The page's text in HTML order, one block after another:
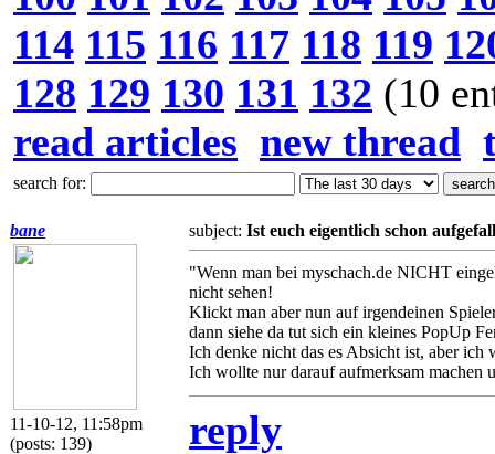
114 115 116 117 118 119
128 129 130 131 132 (10
read articles new thread
search for:
bane
11-10-12, 11:58pm
(posts: 139)
subject: Ist euch eigentlich schon
"Wenn man bei myschach.de NICHT
nicht sehen!
Klickt man aber nun auf irgendeinen
dann siehe da tut sich ein kleines PopUp
Ich denke nicht das es Absicht ist, aber ich
Ich wollte nur darauf aufmerksam machen
reply